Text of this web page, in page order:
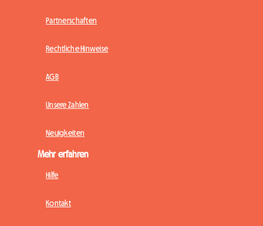
Partnerschaften
Rechtliche Hinweise
AGB
Unsere Zahlen
Neuigkeiten
Mehr erfahren
Hilfe
Kontakt